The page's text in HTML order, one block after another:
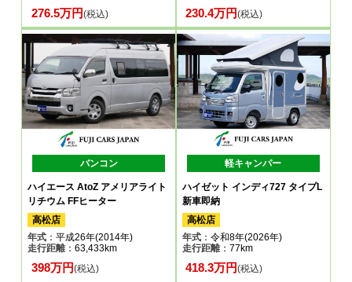
276.5万円(税込) 230.4万円(税込)
バンコン
ハイエース AtoZ アメリアライト
リチウム FFヒーター
高松店
年式 ：平成26年(2014年)
走行距離：63,433km
398万円(税込)
軽キャンパー
ハイゼット インディ727 タイプL
新車即納
高松店
年式：令和8年(2026年)
走行距離：77km
418.3万円(税込)